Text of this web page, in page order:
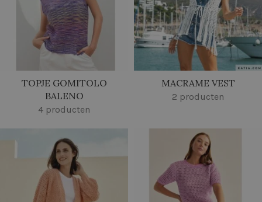
TOPJE GOMITOLO
BALENO
4 producten
MACRAME VEST
2 producten